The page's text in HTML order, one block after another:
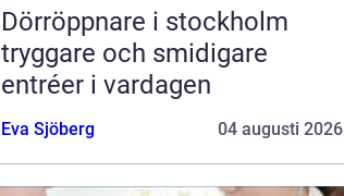
Dörröppnare i stockholm
tryggare och smidigare
entréer i vardagen
Eva Sjöberg 04 augusti 2026